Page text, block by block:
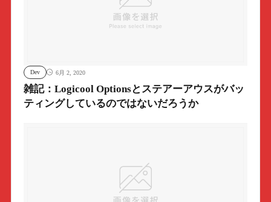
Dev 6月 2, 2020
雑記：Logicool Optionsとステアーアウスがバッ
ティングしているのではないだろうか